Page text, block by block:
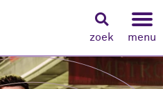
zoek menu